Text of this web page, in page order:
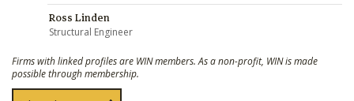
Ross Linden
Structural Engineer
Firms with linked profiles are WIN members. As a non-profit, WIN is made
possible through membership.